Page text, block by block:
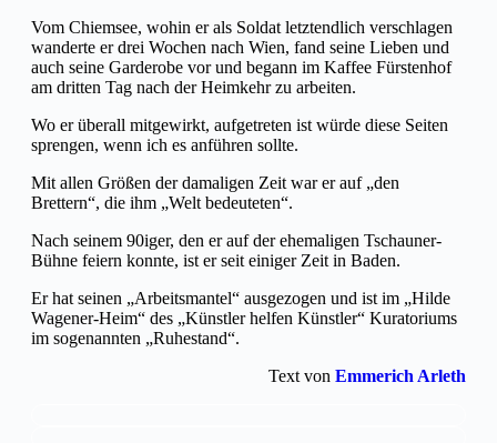
Vom Chiemsee, wohin er als Soldat letztendlich verschlagen
wanderte er drei Wochen nach Wien, fand seine Lieben und
auch seine Garderobe vor und begann im Kaffee Fürstenhof
am dritten Tag nach der Heimkehr zu arbeiten.
Wo er überall mitgewirkt, aufgetreten ist würde diese Seiten
sprengen, wenn ich es anführen sollte.
Mit allen Größen der damaligen Zeit war er auf „den
Brettern“, die ihm „Welt bedeuteten“.
Nach seinem 90iger, den er auf der ehemaligen Tschauner-
Bühne feiern konnte, ist er seit einiger Zeit in Baden.
Er hat seinen „Arbeitsmantel“ ausgezogen und ist im „Hilde
Wagener-Heim“ des „Künstler helfen Künstler“ Kuratoriums
im sogenannten „Ruhestand“.
Text von Emmerich Arleth